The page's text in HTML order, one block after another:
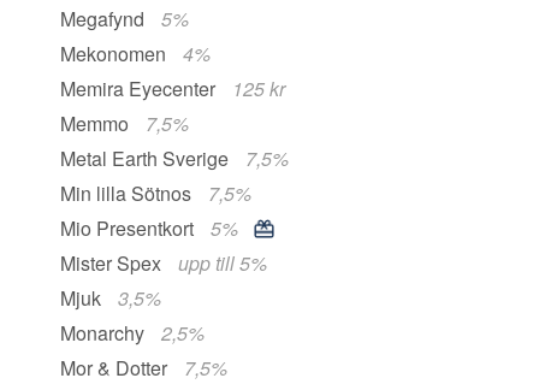
Megafynd
5%
Mekonomen
4%
Memira Eyecenter
125 kr
Memmo
7,5%
Metal Earth Sverige
7,5%
Min lilla Sötnos
7,5%
Mio Presentkort
5%
Mister Spex
upp till 5%
Mjuk
3,5%
Monarchy
2,5%
Mor & Dotter
7,5%